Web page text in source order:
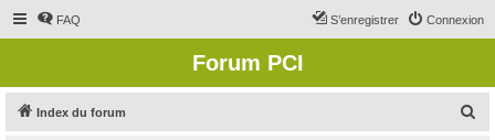
FAQ Connexion
S’enregistrer
Forum PCI
Index du forum